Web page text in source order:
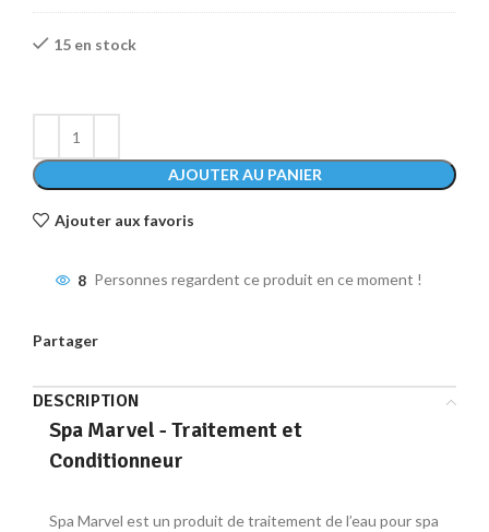
15 en stock
AJOUTER AU PANIER
Ajouter aux favoris
8 Personnes regardent ce produit en ce moment !
Partager
DESCRIPTION
Spa Marvel - Traitement et
Conditionneur
Spa Marvel est un produit de traitement de l’eau pour spa